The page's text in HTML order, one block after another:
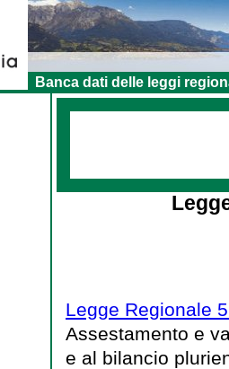
Banca dati delle leggi
Legge Regionale
Assestamento e
e al bilancio